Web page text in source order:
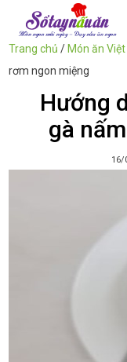
Trang chủ / Món ăn
rơm ngon miệng
Hướng
gà
16/